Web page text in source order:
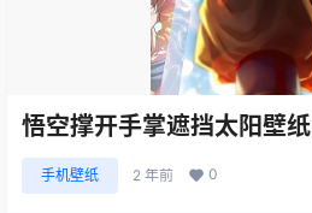
悟空撑开手掌遮挡太阳壁纸
手机壁纸 2 年前 0